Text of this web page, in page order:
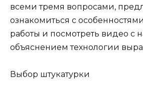
всеми тремя вопросами,
ознакомиться с
работы и посмотреть видео с
объяснением технологии
Выбор штукатурки